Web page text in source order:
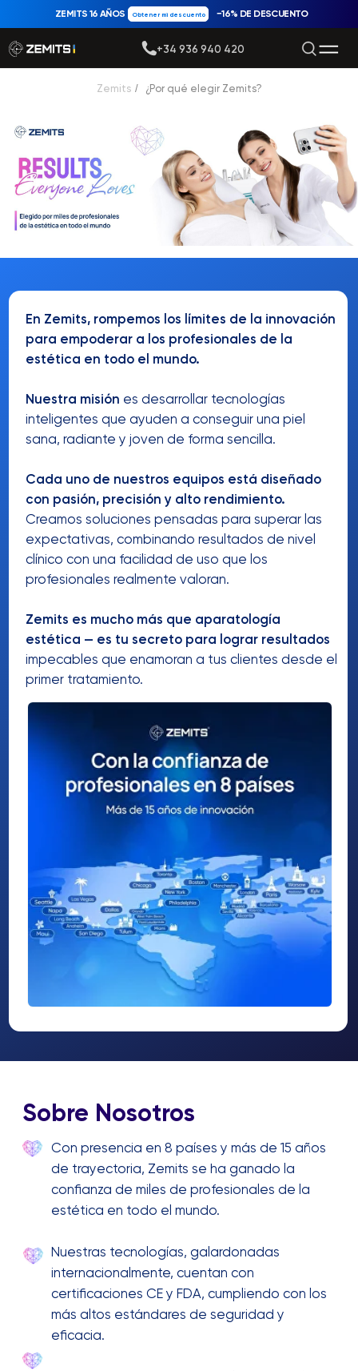
Obtener mi descuento
ZEMITS 16 AÑOS −16% DE DESCUENTO
+34 936 940 420
Zemits / ¿Por qué elegir Zemits?
En Zemits, rompemos los límites de la innovación
para empoderar a los profesionales de la
estética en todo el mundo.
sana, radiante y joven de forma sencilla.
Cada uno de nuestros equipos está diseñado
con pasión, precisión y alto rendimiento.
clínico con una facilidad de uso que los
profesionales realmente valoran.
Zemits es mucho más que aparatología
primer tratamiento.
Con presencia en 8 países y más de 15 años
estética en todo el mundo.
Nuestras tecnologías, galardonadas
internacionalmente, cuentan con
certificaciones CE y FDA, cumpliendo con los
más altos estándares de seguridad y
Diseñados para integrarse a la perfección en
Sobre Nosotros